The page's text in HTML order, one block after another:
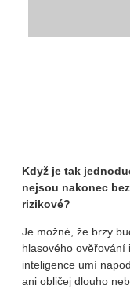
Když je tak
nejsou nakonec
rizikové?
Je možné, že brzy
hlasového ověřování
inteligence umí
ani obličej dlouho